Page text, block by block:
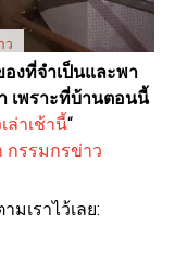
ว
งที่จำเป็นและพา
เพราะที่บ้านตอนนี้
ล่าเช้านี้“
กรรมกรข่าว
เราไว้เลย: